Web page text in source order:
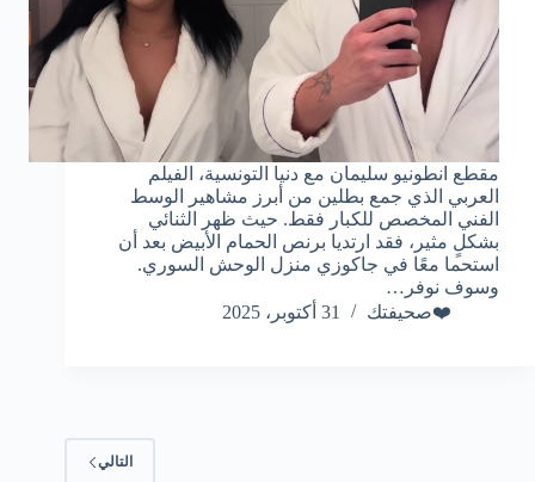
مقطع انطونيو سليمان مع دنيا التونسية، الفيلم
العربي الذي جمع بطلين من أبرز مشاهير الوسط
الفني المخصص للكبار فقط. حيث ظهر الثنائي
بشكلٍ مثير، فقد ارتديا برنص الحمام الأبيض بعد أن
استحما معًا في جاكوزي منزل الوحش السوري.
وسوف نوفر…
❤️صحيفتك
31 أكتوبر، 2025
التالي